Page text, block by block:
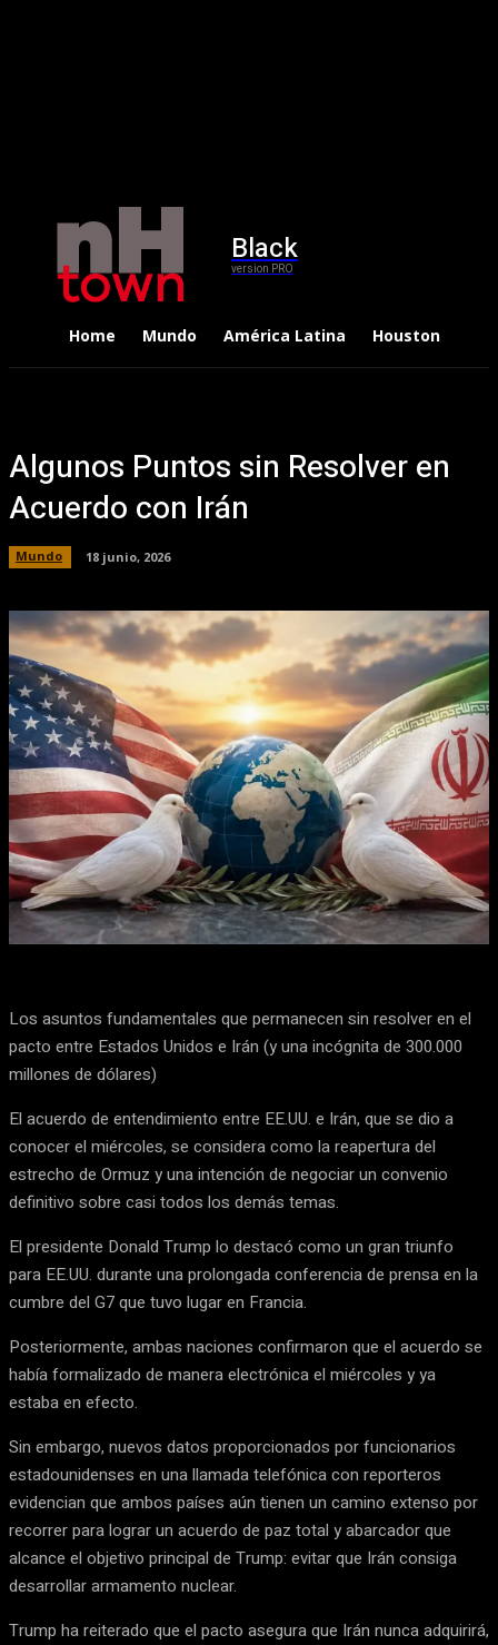
Black
version PRO
Home Mundo América Latina Houston
Algunos Puntos sin Resolver en
Acuerdo con Irán
Mundo 18 junio, 2026
Facebook Pinterest WhatsApp
Los asuntos fundamentales que permanecen sin resolver en el
pacto entre Estados Unidos e Irán (y una incógnita de 300.000
millones de dólares)
El acuerdo de entendimiento entre EE.UU. e Irán, que se dio a
conocer el miércoles, se considera como la reapertura del
estrecho de Ormuz y una intención de negociar un convenio
definitivo sobre casi todos los demás temas.
El presidente Donald Trump lo destacó como un gran triunfo
para EE.UU. durante una prolongada conferencia de prensa en la
cumbre del G7 que tuvo lugar en Francia.
Posteriormente, ambas naciones confirmaron que el acuerdo se
había formalizado de manera electrónica el miércoles y ya
estaba en efecto.
Sin embargo, nuevos datos proporcionados por funcionarios
estadounidenses en una llamada telefónica con reporteros
evidencian que ambos países aún tienen un camino extenso por
recorrer para lograr un acuerdo de paz total y abarcador que
alcance el objetivo principal de Trump: evitar que Irán consiga
desarrollar armamento nuclear.
Trump ha reiterado que el pacto asegura que Irán nunca adquirirá,